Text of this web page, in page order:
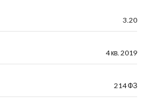
3.20
4 кв. 2019
214 ФЗ